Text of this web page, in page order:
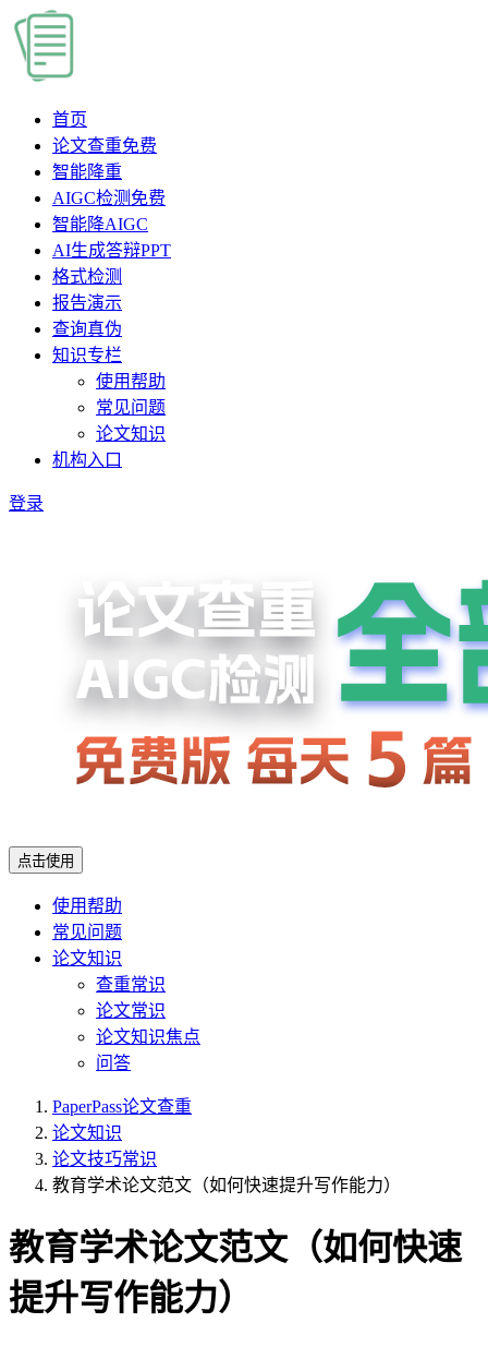
首页
论文查重免费
智能降重
AIGC检测 免费
智能降AIGC
AI生成答辩PPT
格式检测
报告演示
查询真伪
知识专栏
使用帮助
常见问题
论文知识
机构入口
登录
点击使用
使用帮助
常见问题
论文知识
查重常识
论文常识
论文知识焦点
问答
PaperPass论文查重
论文知识
论文技巧常识
教育学术论文范文（如何快速提升写作能力）
教育学术论文范文（如何快速
提升写作能力）